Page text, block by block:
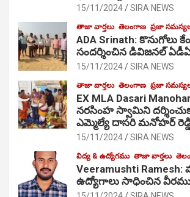
15/11/2024 SIRA NEWS
తాజా వార్తలు తెలంగాణ ప్రజా
ADA Srinath: కొనుగోలు
సంద‌ర్శించిన డివిజనల్
15/11/2024 SIRA NEWS
తాజా వార్తలు తెలంగాణ ప్రజా
EX MLA Dasari Manohar
నరసింహ స్వామిని
ఎమ్మెల్యే దాసరి మనోహర్
15/11/2024 SIRA NEWS
విద్య & ఉద్యోగము తాజా వార్తలు
Veeramushti Ramesh:
ఉద్యోగాలు సాధించిన